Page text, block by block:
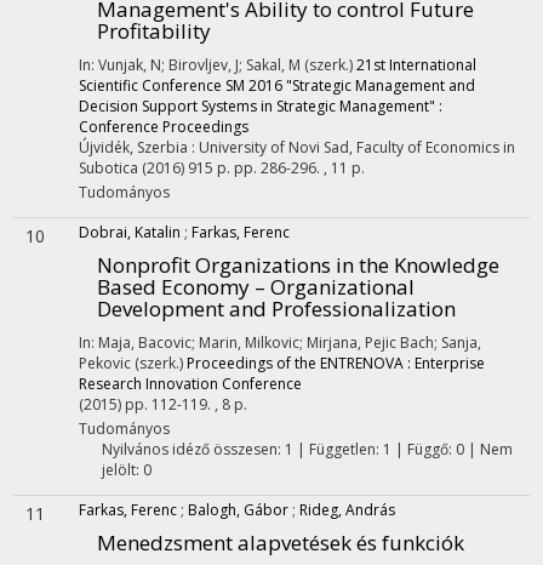
Management's Ability to control Future
Profitability
In: Vunjak, N; Birovljev, J; Sakal, M (szerk.)21st International
Scientific Conference SM 2016 "Strategic Management and
Decision Support Systems in Strategic Management" :
Conference Proceedings
Újvidék, Szerbia : University of Novi Sad, Faculty of Economics in
Subotica (2016) 915 p. pp. 286-296. , 11 p.
Tudományos
10 Dobrai, Katalin ; Farkas, Ferenc
Nonprofit Organizations in the Knowledge
Based Economy – Organizational
Development and Professionalization
In: Maja, Bacovic; Marin, Milkovic; Mirjana, Pejic Bach; Sanja,
Pekovic (szerk.) Proceedings of the ENTRENOVA : Enterprise
Research Innovation Conference
(2015) pp. 112-119. , 8 p.
Tudományos
Nyilvános idéző összesen: 1 | Független: 1 | Függő: 0 | Nem
jelölt: 0
11 Farkas, Ferenc ; Balogh, Gábor ; Rideg, András
Menedzsment alapvetések és funkciók